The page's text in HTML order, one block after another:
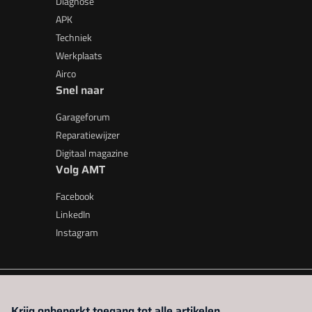
APK
Techniek
Werkplaats
Airco
Snel naar
Garageforum
Reparatiewijzer
Digitaal magazine
Volg AMT
Facebook
LinkedIn
Instagram